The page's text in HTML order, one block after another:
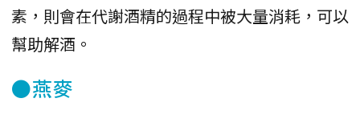
素，則會在代謝酒精的過程中被大量消耗，可以
幫助解酒。
●燕麥